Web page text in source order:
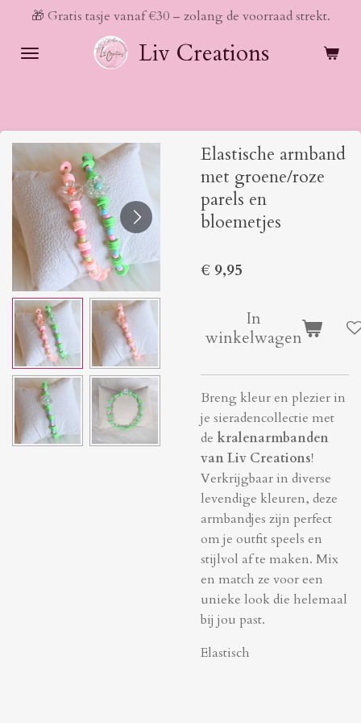
naar
Liv Creations
🎁 Gratis tasje vanaf €30 – zolang de voorraad strekt.
Elastische armband
met groene/roze
parels en
bloemetjes
€ 9,95
In
winkelwagen
Breng kleur en plezier in
je sieradencollectie met
de kralenarmbanden
van Liv Creations!
Verkrijgbaar in diverse
levendige kleuren, deze
armbandjes zijn perfect
om je outfit speels en
stijlvol af te maken. Mix
en match ze voor een
unieke look die helemaal
bij jou past.
Elastisch